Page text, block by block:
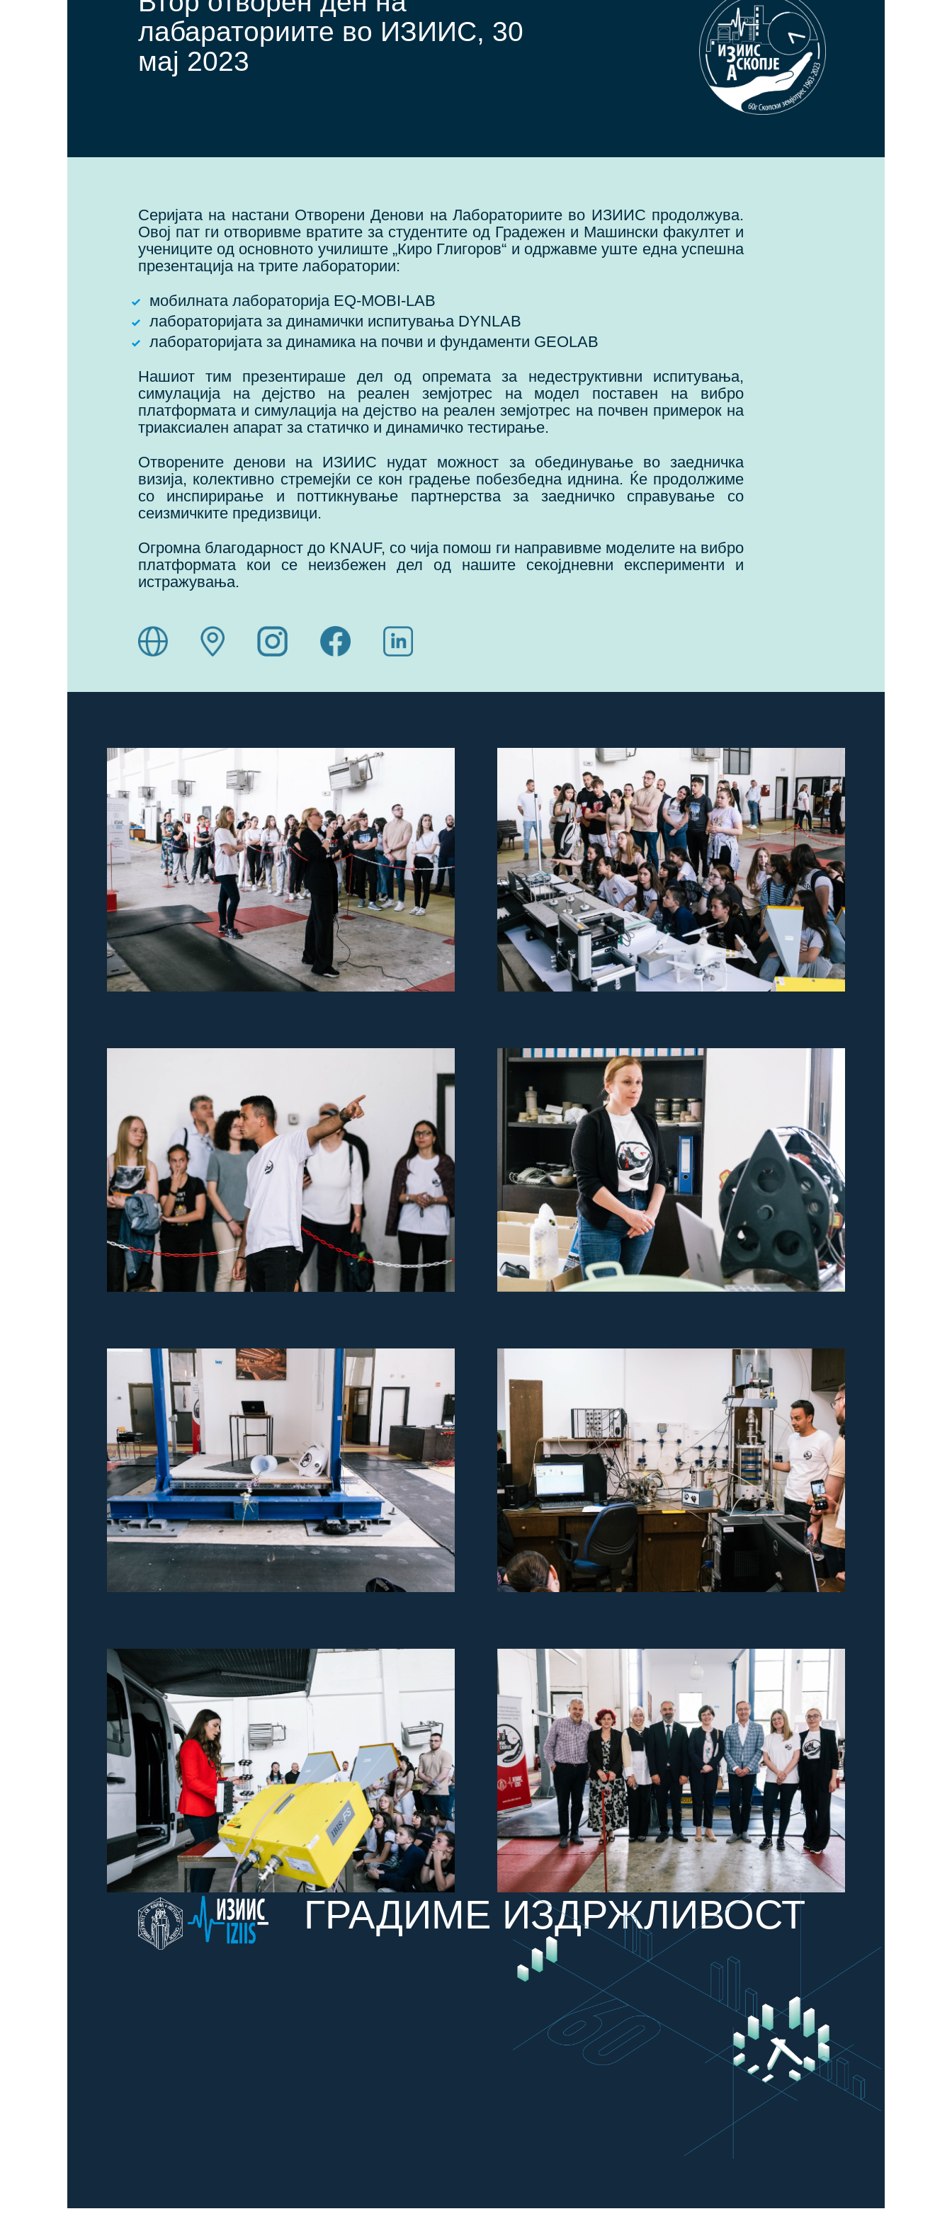
лабараториите во ИЗИИС, 30
мај 2023
Серијата на настани Отворени Денови на Лабораториите во ИЗИИС продолжува.
Овој пат ги отворивме вратите за студентите од Градежен и Машински факултет и
учениците од основното училиште „Киро Глигоров“ и одржавме уште една успешна
презентација на трите лаборатории:
мобилната лабораторија EQ-MOBI-LAB
лабораторијата за динамички испитувања DYNLAB
лабораторијата за динамика на почви и фундаменти GEOLAB
Нашиот тим презентираше дел од опремата за недеструктивни испитувања,
симулација на дејство на реален земјотрес на модел поставен на вибро
платформата и симулација на дејство на реален земјотрес на почвен примерок на
триаксиален апарат за статичко и динамичко тестирање.
Отворените денови на ИЗИИС нудат можност за обединување во заедничка
визија, колективно стремејќи се кон градење побезбедна иднина. Ќе продолжиме
со инспирирање и поттикнување партнерства за заедничко справување со
сеизмичките предизвици.
Огромна благодарност до KNAUF, со чија помош ги направивме моделите на вибро
платформата кои се неизбежен дел од нашите секојдневни експерименти и
истражувања.
ГРАДИМЕ ИЗДРЖЛИВОСТ